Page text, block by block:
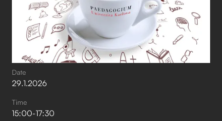
Date
29.1.2026
Time
15:00-17:30